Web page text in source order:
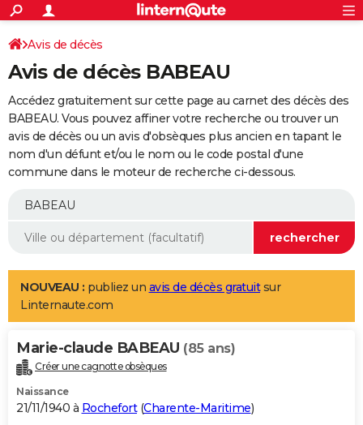
ACTUALITÉS
Politique
Société
Faits Divers
Education
Monde
Villes
+
SPORT
Coupe du monde 2026
Football
Tennis
Cyclisme
Rugby
Forum
Programme TV
TNT
Streaming
Cinéma
Sorties cinéma
Musique
+
FINANCE
Retraite
Epargne
Immobilier
Risques naturels par ville
Banque
Assurance
AUTO
Essais
Réserver un essai
Citadines
Berlines
SUV
Forum auto
+
Mobiles
Meilleur smartphone
Internet
Ordinateurs
Jeux vidéo
Guide high-tech
Aménagement intérieur
LIFESTYLE
Art de vivre
Bien-être
Loisirs
Mode
Modes de vie
Alimentation
Guide de la santé
Maladies
Médicaments
Sommeil
VOYAGE
Destinations
City break
Voyage nature
Voyage de noces
Forum
Climat
+PHOTO
GUIDES D'ACHAT
Avis de décès
Avis de décès BABEAU
Accédez gratuitement sur cette page au carnet des décès des
BABEAU. Vous pouvez affiner votre recherche ou trouver un
avis de décès ou un avis d'obsèques plus ancien en tapant le
nom d'un défunt et/ou le nom ou le code postal d'une
commune dans le moteur de recherche ci-dessous.
NOUVEAU : publiez un avis de décès gratuitsur
Linternaute.com
Marie-claude BABEAU (85 ans)
Créer une cagnotte obsèques
Naissance
21/11/1940 à Rochefort(Charente-Maritime)